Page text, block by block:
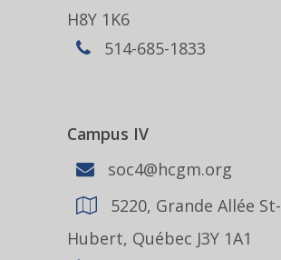
H8Y 1K6
514-685-1833
Campus IV
soc4@hcgm.org
5220, Grande Allée St-
Hubert, Québec J3Y 1A1